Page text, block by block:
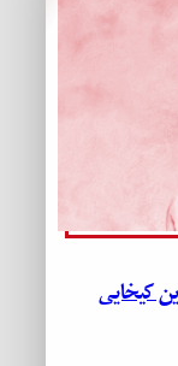
کیخایی